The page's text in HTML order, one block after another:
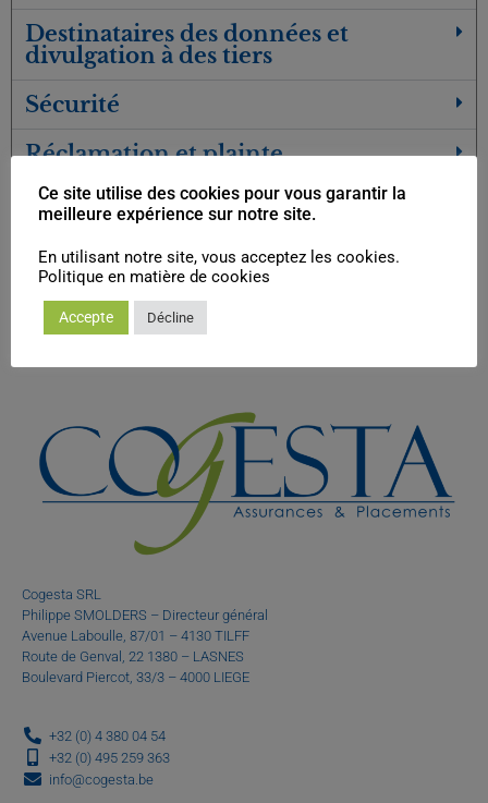
Destinataires des données et
divulgation à des tiers
Sécurité
Réclamation et plainte
Données de contact
Modification
Droit applicable et juridiction
compétente
Cogesta SRL
Philippe SMOLDERS – Directeur général
Avenue Laboulle, 87/01 – 4130 TILFF
Route de Genval, 22 1380 – LASNES
Boulevard Piercot, 33/3 – 4000 LIEGE
+32 (0) 4 380 04 54
+32 (0) 495 259 363
info@cogesta.be
Ce site utilise des cookies pour vous garantir la
meilleure expérience sur notre site.
En utilisant notre site, vous acceptez les cookies.
Politique en matière de cookies
Accepte Décline